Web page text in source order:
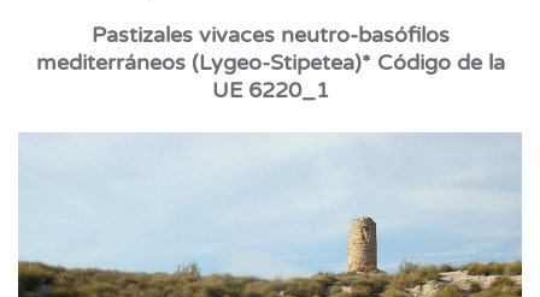
Pastizales vivaces neutro-basófilos
mediterráneos (Lygeo-Stipetea)* Código de la
UE 6220_1